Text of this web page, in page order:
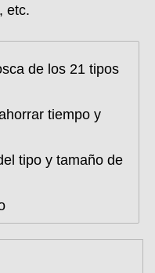
etc.
de los 21 tipos
tiempo y
tipo y tamaño de